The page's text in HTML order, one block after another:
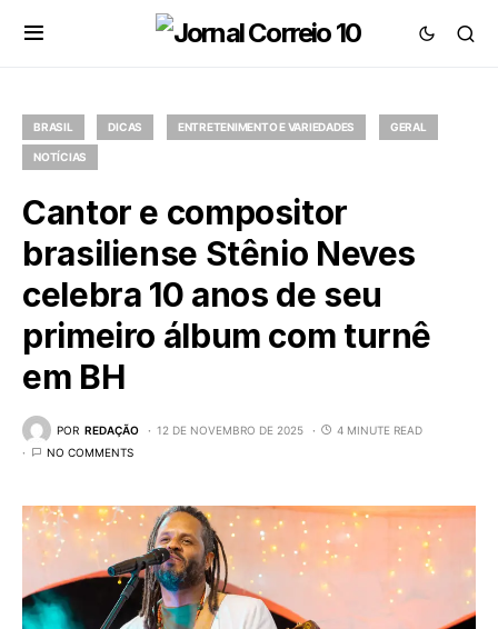
BRASIL DICAS ENTRETENIMENTO E VARIEDADES GERAL
NOTÍCIAS
Cantor e compositor
brasiliense Stênio Neves
celebra 10 anos de seu
primeiro álbum com turnê
em BH
POR REDAÇÃO 12 DE NOVEMBRO DE 2025
4 MINUTE READ
NO COMMENTS